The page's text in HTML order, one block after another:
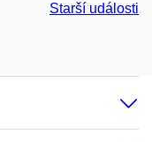
Starší události